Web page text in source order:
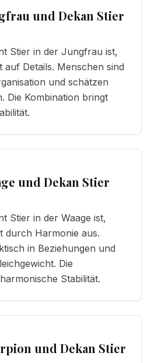
und Dekan Stier
Stier in der Jungfrau ist,
auf Details. Menschen sind
und schätzen
Die Kombination bringt
und Dekan Stier
Stier in der Waage ist,
durch Harmonie aus.
in Beziehungen und
Die
Stabilität.
und Dekan Stier